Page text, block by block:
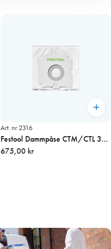
Art. nr 2316
Festool Dammpåse CTM/CTL 36
5st/förp.
675,00 kr